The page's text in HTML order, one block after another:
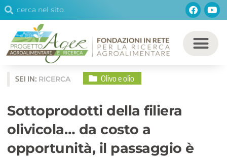
VaiCerca Cerca
SEI IN: RICERCA Olivo e olio
Sottoprodotti della filiera
olivicola… da costo a
opportunità, il passaggio è